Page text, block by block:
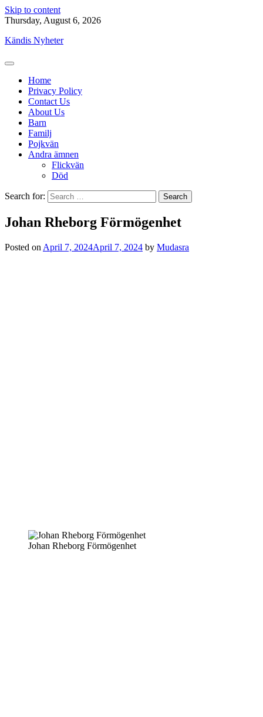
Skip to content
Thursday, August 6, 2026
Kändis Nyheter
Home
Privacy Policy
Contact Us
About Us
Barn
Familj
Pojkvän
Andra ämnen
Flickvän
Död
Search for:
Johan Rheborg Förmögenhet
Posted on April 7, 2024April 7, 2024 by Mudasra
Johan Rheborg Förmögenhet